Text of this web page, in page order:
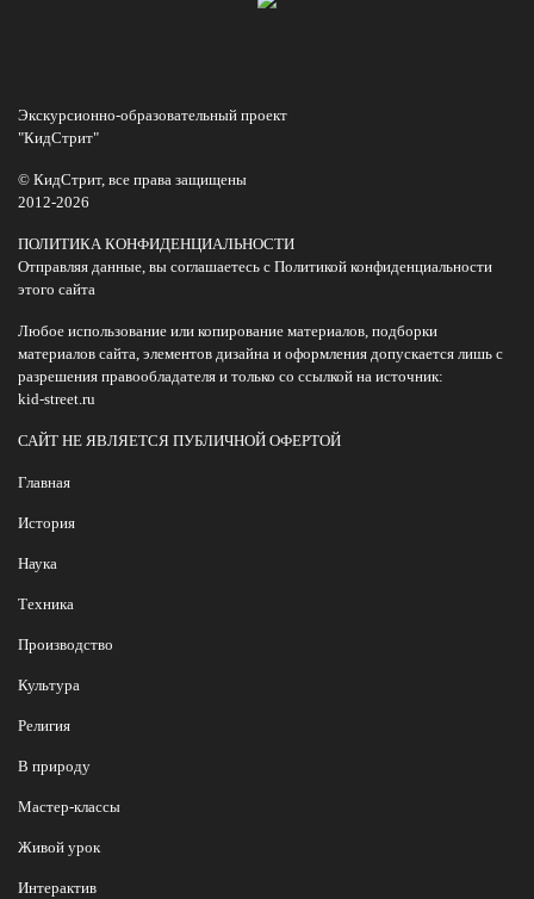
Экскурсионно-образовательный проект
"КидСтрит"
© КидСтрит, все права защищены
2012-2026
ПОЛИТИКА КОНФИДЕНЦИАЛЬНОСТИ
Отправляя данные, вы соглашаетесь с Политикой конфиденциальности
этого сайта
Любое использование или копирование материалов, подборки
материалов сайта, элементов дизайна и оформления допускается лишь с
разрешения правообладателя и только со ссылкой на источник:
kid-street.ru
САЙТ НЕ ЯВЛЯЕТСЯ ПУБЛИЧНОЙ ОФЕРТОЙ
Главная
История
Наука
Техника
Производство
Культура
Религия
В природу
Мастер-классы
Живой урок
Интерактив